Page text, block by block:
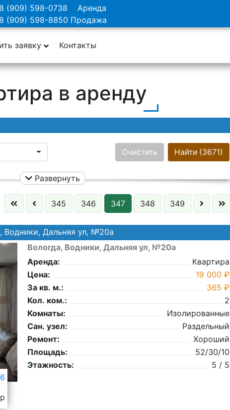
8 (909) 598-0738 Аренда
8 (909) 598-8850 Продажа
заявку Контакты
в аренду
Найти (3671)
Очистить
Цена:
Этаж:
Развернуть
345 346 347 348 349
Водники, Дальняя ул, №20а
Вологда, Водники, Дальняя ул, №20а
Аренда:
Квартира
Цена:
19 000 ₽
За кв. м.:
365 ₽
Кол. ком.:
2
Комнаты:
Изолированные
Сан. узел:
Раздельный
Ремонт:
Хороший
Площадь:
52/30/10
Этажность:
5 / 5